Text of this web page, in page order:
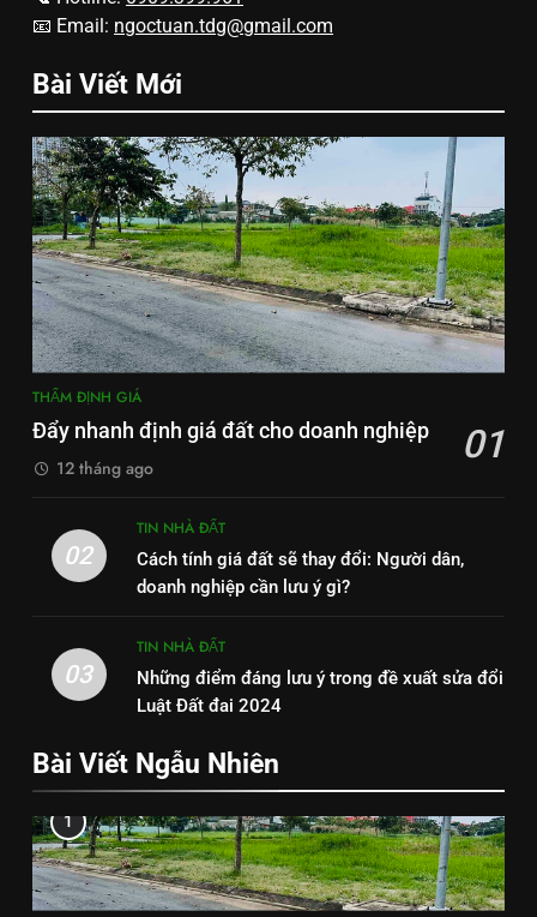
📧 Email: ngoctuan.tdg@gmail.com
Bài Viết Mới
THẨM ĐỊNH GIÁ
Đẩy nhanh định giá đất cho doanh nghiệp 01
12 tháng ago
02
TIN NHÀ ĐẤT
Cách tính giá đất sẽ thay đổi: Người dân,
doanh nghiệp cần lưu ý gì?
03
TIN NHÀ ĐẤT
Những điểm đáng lưu ý trong đề xuất sửa đổi
Luật Đất đai 2024
Bài Viết Ngẫu Nhiên
1